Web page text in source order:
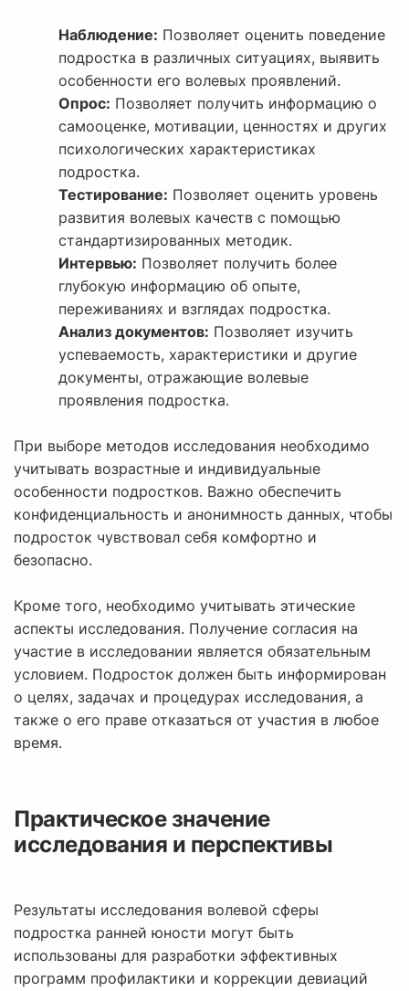
Наблюдение: Позволяет оценить поведение
подростка в различных ситуациях, выявить
особенности его волевых проявлений.
Опрос: Позволяет получить информацию о
самооценке, мотивации, ценностях и других
психологических характеристиках
подростка.
Тестирование: Позволяет оценить уровень
развития волевых качеств с помощью
стандартизированных методик.
Интервью: Позволяет получить более
глубокую информацию об опыте,
переживаниях и взглядах подростка.
Анализ документов: Позволяет изучить
успеваемость, характеристики и другие
документы, отражающие волевые
проявления подростка.
При выборе методов исследования необходимо
учитывать возрастные и индивидуальные
особенности подростков. Важно обеспечить
конфиденциальность и анонимность данных, чтобы
подросток чувствовал себя комфортно и
безопасно.
Кроме того, необходимо учитывать этические
аспекты исследования. Получение согласия на
участие в исследовании является обязательным
условием. Подросток должен быть информирован
о целях, задачах и процедурах исследования, а
также о его праве отказаться от участия в любое
время.
Практическое значение
исследования и перспективы
Результаты исследования волевой сферы
подростка ранней юности могут быть
использованы для разработки эффективных
программ профилактики и коррекции девиаций